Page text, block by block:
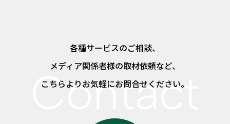
各種サービスのご相談、
メディア関係者様の取材依頼など、
こちらよりお気軽にお問合せください。